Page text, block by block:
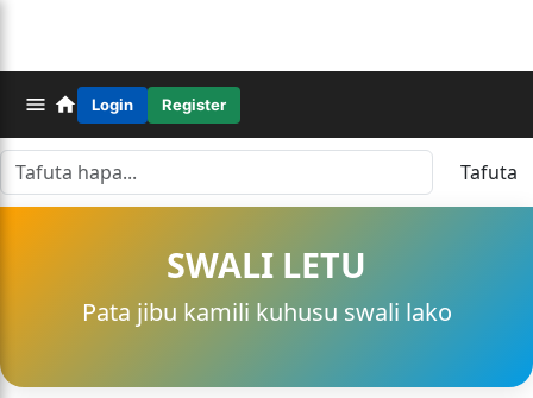
Login Register
Tafuta
SWALI LETU
Pata jibu kamili kuhusu swali lako